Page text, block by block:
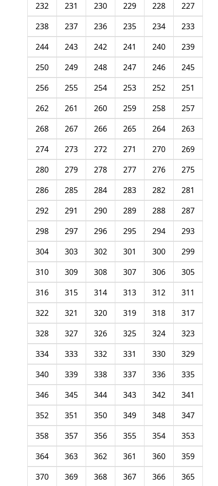
227
228
229
230
231
232
233
234
235
236
237
238
239
240
241
242
243
244
245
246
247
248
249
250
251
252
253
254
255
256
257
258
259
260
261
262
263
264
265
266
267
268
269
270
271
272
273
274
275
276
277
278
279
280
281
282
283
284
285
286
287
288
289
290
291
292
293
294
295
296
297
298
299
300
301
302
303
304
305
306
307
308
309
310
311
312
313
314
315
316
317
318
319
320
321
322
323
324
325
326
327
328
329
330
331
332
333
334
335
336
337
338
339
340
341
342
343
344
345
346
347
348
349
350
351
352
353
354
355
356
357
358
359
360
361
362
363
364
365
366
367
368
369
370